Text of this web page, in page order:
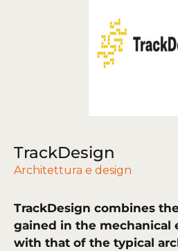
TrackDesign
Architettura e design
TrackDesign combines
gained in the mechanical
with that of the typical